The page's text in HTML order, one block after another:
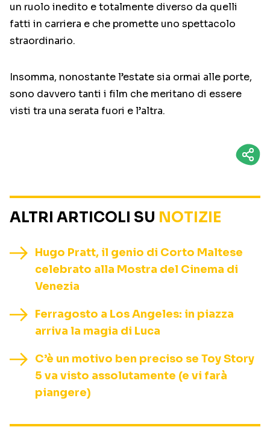
un ruolo inedito e totalmente diverso da quelli
fatti in carriera e che promette uno spettacolo
straordinario.
Insomma, nonostante l’estate sia ormai alle porte,
sono davvero tanti i film che meritano di essere
visti tra una serata fuori e l’altra.
ALTRI ARTICOLI SU NOTIZIE
Hugo Pratt, il genio di Corto Maltese
celebrato alla Mostra del Cinema di
Venezia
Ferragosto a Los Angeles: in piazza
arriva la magia di Luca
C’è un motivo ben preciso se Toy Story
5 va visto assolutamente (e vi farà
piangere)